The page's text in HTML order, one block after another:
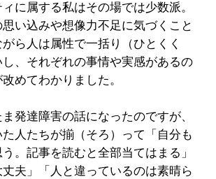
に属する私はその場では少数派。
い込みや想像力不足に気づくこと
ら人は属性で一括り（ひとくく
し、それぞれの事情や実感があるの
めてわかりました。
発達障害の話になったのですが、
人たちが揃（そろ）って「自分も
。記事を読むと全部当てはまる」
丈夫」「人と違っているのは素晴ら